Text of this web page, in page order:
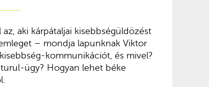
aki kárpátaljai kisebbségüldözést
– mondja lapunknak Viktor
kommunikációt, és mivel?
ügy? Hogyan lehet béke